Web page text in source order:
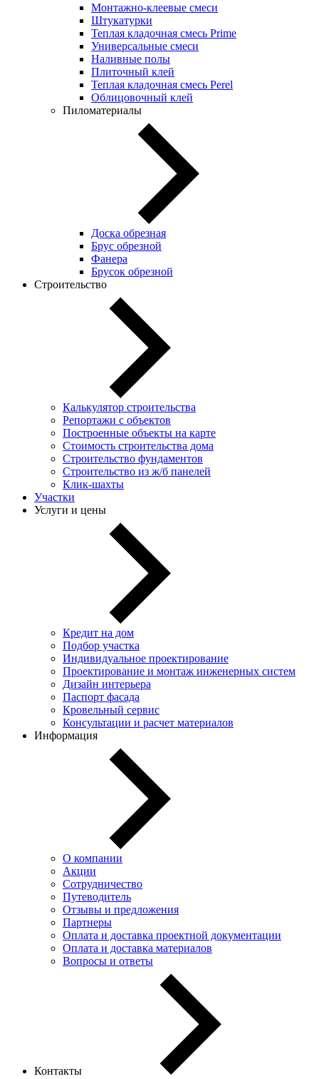
Монтажно-клеевые смеси
Штукатурки
Теплая кладочная смесь Prime
Универсальные смеси
Наливные полы
Плиточный клей
Теплая кладочная смесь Perel
Облицовочный клей
Пиломатериалы
Доска обрезная
Брус обрезной
Фанера
Брусок обрезной
Строительство
Калькулятор строительства
Репортажи с объектов
Построенные объекты на карте
Стоимость строительства дома
Строительство фундаментов
Строительство из ж/б панелей
Клик-шахты
Участки
Услуги и цены
Кредит на дом
Подбор участка
Индивидуальное проектирование
Проектирование и монтаж инженерных систем
Дизайн интерьера
Паспорт фасада
Кровельный сервис
Консультации и расчет материалов
Информация
О компании
Акции
Сотрудничество
Путеводитель
Отзывы и предложения
Партнеры
Оплата и доставка проектной документации
Оплата и доставка материалов
Вопросы и ответы
Контакты